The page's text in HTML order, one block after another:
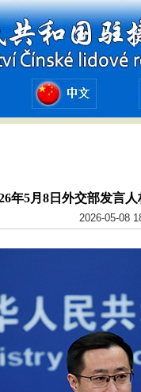
年5月8日外交部发言
2026-05-08